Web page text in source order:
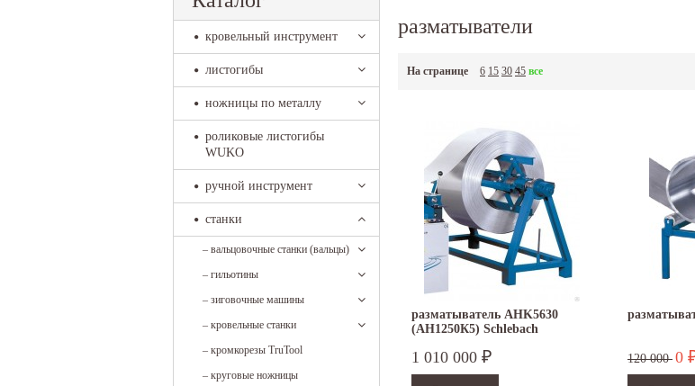
кровельный инструмент
листогибы
ножницы по металлу
роликовые листогибы
WUKO
ручной инструмент
станки
– вальцовочные станки (вальцы)
– гильотины
– зиговочные машины
– кровельные станки
– кромкорезы TruTool
– круговые ножницы
разматыватели
На странице 6 15 30 45 все
разматыватель AHK5630
(AH1250К5) Schlebach
1 010 000 ₽ 120 000 0